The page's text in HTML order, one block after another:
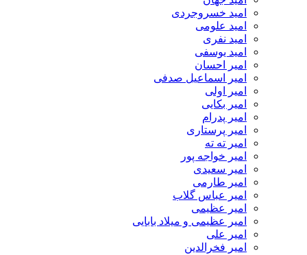
امید خسروجردی
امید علومی
امید نفری
امید یوسفی
امیر احسان
امیر اسماعیل صدفی
امیر اولی
امیر بکایی
امیر پدرام
امیر پرستاری
امیر ته ته
امیر خواجه پور
امیر سعیدی
امیر طارمی
امیر عباس گلاب
امیر عظیمی
امیر عظیمی و میلاد بابایی
امیر علی
امیر فخرالدین